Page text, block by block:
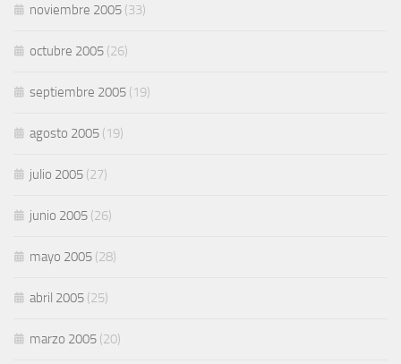
noviembre 2005 (33)
octubre 2005 (26)
septiembre 2005 (19)
agosto 2005 (19)
julio 2005 (27)
junio 2005 (26)
mayo 2005 (28)
abril 2005 (25)
marzo 2005 (20)